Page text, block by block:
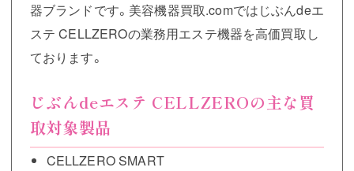
器ブランドです。美容機器買取.comではじぶんdeエ
ステ CELLZEROの業務用エステ機器を高価買取し
ております。
じぶんdeエステ CELLZEROの主な買
取対象製品
CELLZERO SMART